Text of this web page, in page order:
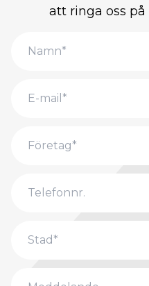
att ringa oss på